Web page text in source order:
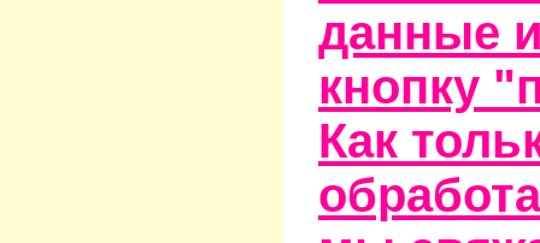
данные
кнопку
Как